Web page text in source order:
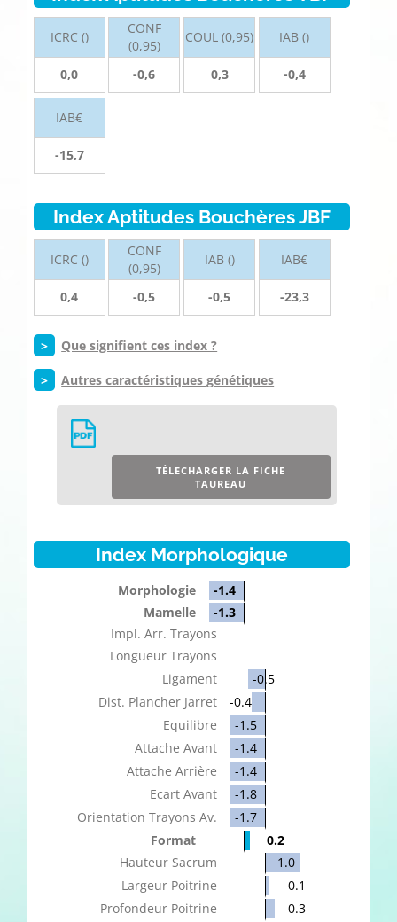
ICRC ()
0,0
CONF
(0,95)
-0,6
COUL (0,95)
0,3
IAB ()
-0,4
IAB€
-15,7
Index Aptitudes Bouchères JBF
ICRC ()
0,4
CONF
(0,95)
-0,5
IAB ()
-0,5
IAB€
-23,3
> Que signifient ces index ?
> Autres caractéristiques génétiques
TÉLECHARGER LA FICHE
TAUREAU
Index Morphologique
Morphologie
-1.4
Mamelle
-1.3
Impl. Arr. Trayons
Longueur Trayons
Ligament
-0.5
Dist. Plancher Jarret
-0.4
Equilibre
-1.5
Attache Avant
-1.4
Attache Arrière
-1.4
Ecart Avant
-1.8
Orientation Trayons Av.
-1.7
Format
0.2
Hauteur Sacrum
1.0
Largeur Poitrine
0.1
Profondeur Poitrine
0.3